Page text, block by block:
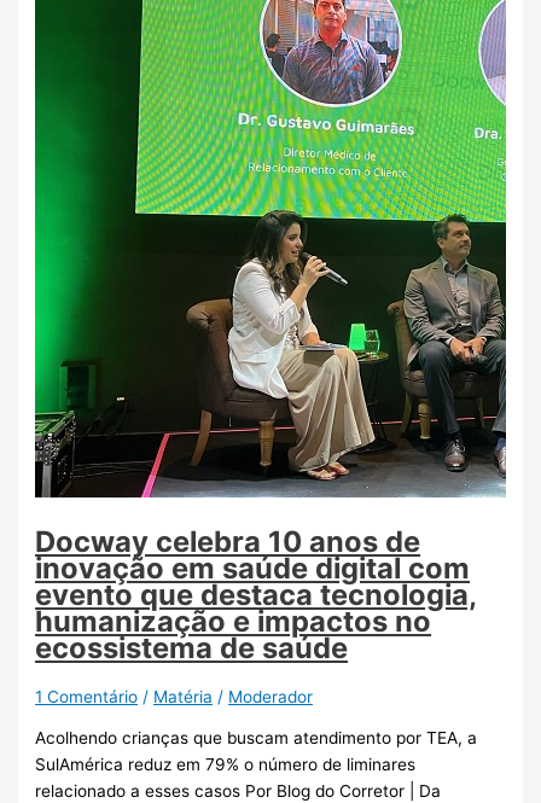
Docway celebra 10 anos de
inovação em saúde digital com
evento que destaca tecnologia,
humanização e impactos no
ecossistema de saúde
1 Comentário / Matéria / Moderador
Acolhendo crianças que buscam atendimento por TEA, a
SulAmérica reduz em 79% o número de liminares
relacionado a esses casos Por Blog do Corretor | Da